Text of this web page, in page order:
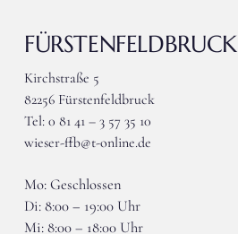
FÜRSTENFELDBRUCK
Kirchstraße 5
82256 Fürstenfeldbruck
Tel: 0 81 41 – 3 57 35 10
wieser-ffb@t-online.de
Mo: Geschlossen
Di: 8:00 – 19:00 Uhr
Mi: 8:00 – 18:00 Uhr